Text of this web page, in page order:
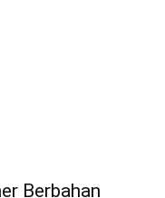
Berbahan